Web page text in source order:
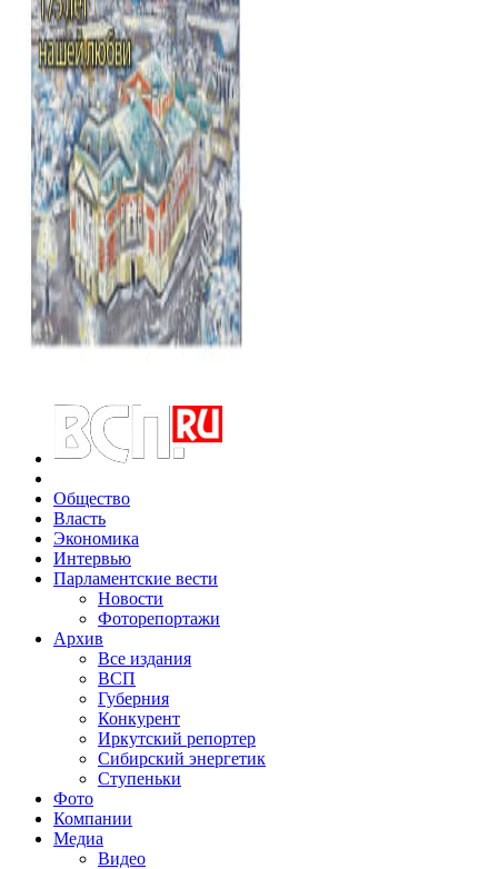
Общество
Власть
Экономика
Интервью
Парламентские вести
Новости
Фоторепортажи
Архив
Все издания
ВСП
Губерния
Конкурент
Иркутский репортер
Сибирский энергетик
Ступеньки
Фото
Компании
Медиа
Видео